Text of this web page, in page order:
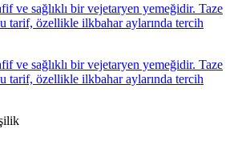
ve sağlıklı bir vejetaryen yemeğidir. Taze
tarif, özellikle ilkbahar aylarında tercih
ve sağlıklı bir vejetaryen yemeğidir. Taze
tarif, özellikle ilkbahar aylarında tercih